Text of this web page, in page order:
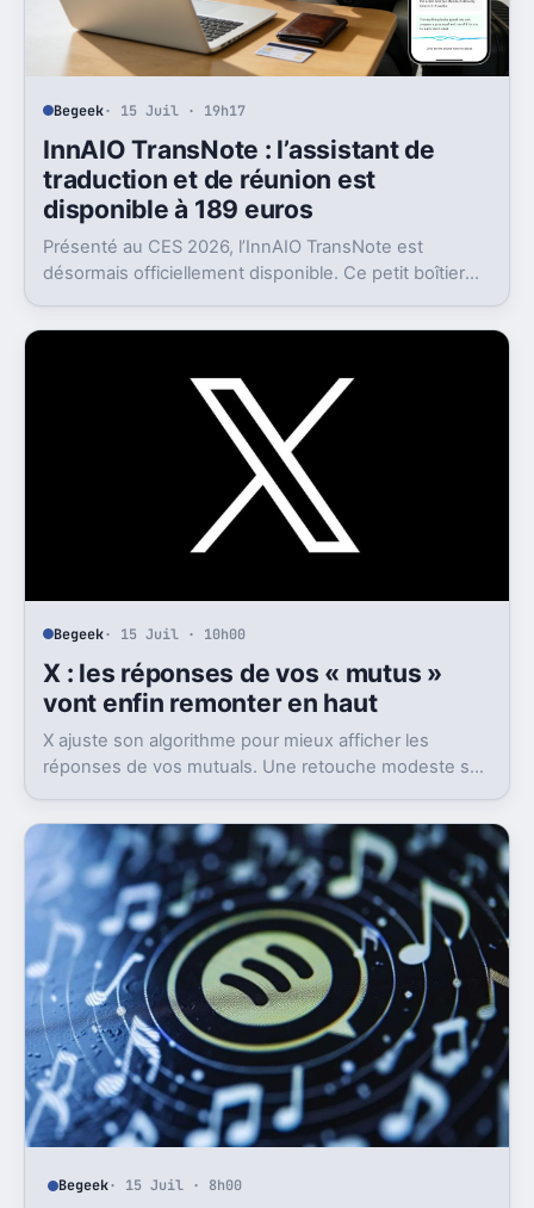
Begeek· 15 Juil · 19h17
InnAIO TransNote : l’assistant de
traduction et de réunion est
disponible à 189 euros
Présenté au CES 2026, l’InnAIO TransNote est
désormais officiellement disponible. Ce petit boîtier
enregistrement autonome, transcription et génération
Begeek· 15 Juil · 10h00
X : les réponses de vos « mutus »
vont enfin remonter en haut
X ajuste son algorithme pour mieux afficher les
réponses de vos mutuals. Une retouche modeste sur
Begeek· 15 Juil · 8h00